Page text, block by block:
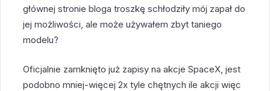
głównej stronie bloga troszkę schłodziły mój zapał do
jej możliwości, ale może używałem zbyt taniego
modelu?
Oficjalnie zamknięto już zapisy na akcje SpaceX, jest
podobno mniej-więcej 2x tyle chętnych ile akcji więc